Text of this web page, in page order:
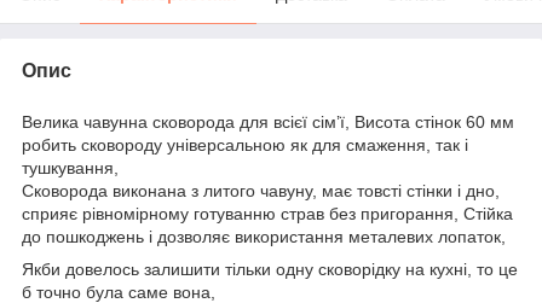
Опис
Велика чавунна сковорода для всієї сім’ї, Висота стінок 60 мм
робить сковороду універсальною як для смаження, так і
тушкування,
Сковорода виконана з литого чавуну, має товсті стінки і дно,
сприяє рівномірному готуванню страв без пригорання, Стійка
до пошкоджень і дозволяє використання металевих лопаток,
Якби довелось залишити тільки одну сковорідку на кухні, то це
б точно була саме вона,